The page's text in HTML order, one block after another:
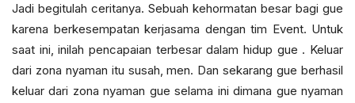
Jadi begitulah ceritanya. Sebuah kehormatan besar bagi gue
karena berkesempatan kerjasama dengan tim Event. Untuk
saat ini, inilah pencapaian terbesar dalam hidup gue . Keluar
dari zona nyaman itu susah, men. Dan sekarang gue berhasil
keluar dari zona nyaman gue selama ini dimana gue nyaman